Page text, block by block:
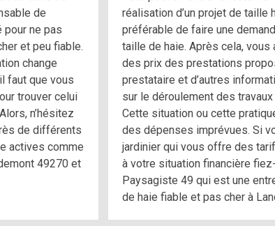
de
pour ne pas
et peu fiable.
change
faut que vous
trouver celui
n’hésitez
de différents
actives comme
49270 et
réalisation d’un projet de taille
préférable de faire une
taille de haie. Après cela, vous
des prix des prestations
prestataire et d’autres
sur le déroulement des
Cette situation ou cette
des dépenses imprévues. Si
jardinier qui vous offre des
à votre situation financière
Paysagiste 49 qui est une
de haie fiable et pas cher à